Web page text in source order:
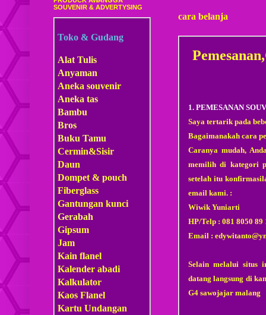
cara belanja
1. PEMESANAN
Saya tertarik pada
Bagaimanakah cara
Caranya mudah,
memilih di kategori
setelah itu
email kami. :
Wiwik Yuniarti
HP/Telp : 081 8050 89
Email :
Selain melalui situs
datang langsung di
G4 sawojajar malang
SOUVENIR & ADVERTYSING
Toko & Gudang
Alat Tulis
Anyaman
Aneka souvenir
Aneka tas
Bambu
Bros
Buku Tamu
Cermin&Sisir
Daun
Dompet & pouch
Fiberglass
Gantungan kunci
Gerabah
Gipsum
Jam
Kain flanel
Kalender abadi
Kalkulator
Kaos Flanel
Kartu Undangan